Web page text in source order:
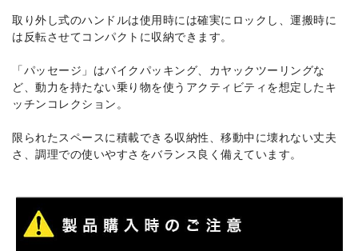
取り外し式のハンドルは使用時には確実にロックし、運搬時に
は反転させてコンパクトに収納できます。
「パッセージ」はバイクパッキング、カヤックツーリングな
ど、動力を持たない乗り物を使うアクティビティを想定したキ
ッチンコレクション。
限られたスペースに積載できる収納性、移動中に壊れない丈夫
さ、調理での使いやすさをバランス良く備えています。